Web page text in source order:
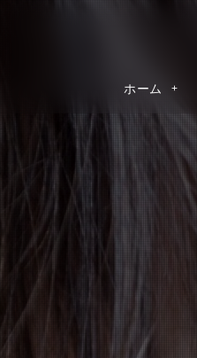
ホーム